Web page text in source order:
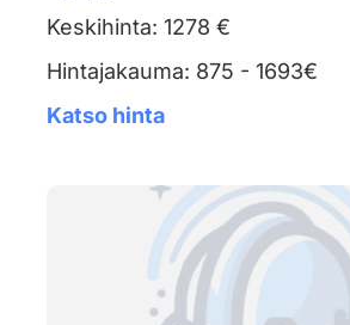
Keskihinta: 1278 €
Hintajakauma: 875 - 1693€
Katso hinta